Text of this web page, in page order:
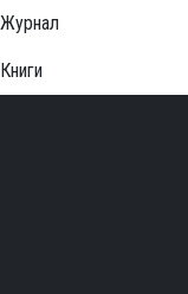
Журнал
Книги